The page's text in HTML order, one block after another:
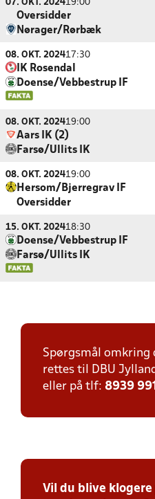
07. OKT. 202419:00
Oversidder
Nørager/Rørbæk
08. OKT. 202417:30
IK Rosendal
Doense/Vebbestrup IF
08. OKT. 202419:00
Aars IK (2)
Farsø/Ullits IK
08. OKT. 202419:00
Hersom/Bjerregrav IF
Oversidder
15. OKT. 202418:30
Doense/Vebbestrup IF
Farsø/Ullits IK
Spørgsmål omkring
rettes til DBU
eller på tlf: 8939
Vil du blive